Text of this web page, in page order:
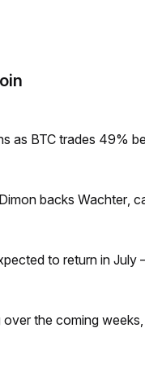
as BTC trades 49%
backs Wachter,
to return in July
the coming